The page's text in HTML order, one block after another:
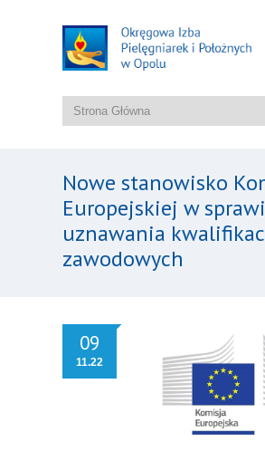
Nowe stanowisko
Europejskiej w
uznawania
zawodowych
09
11.22